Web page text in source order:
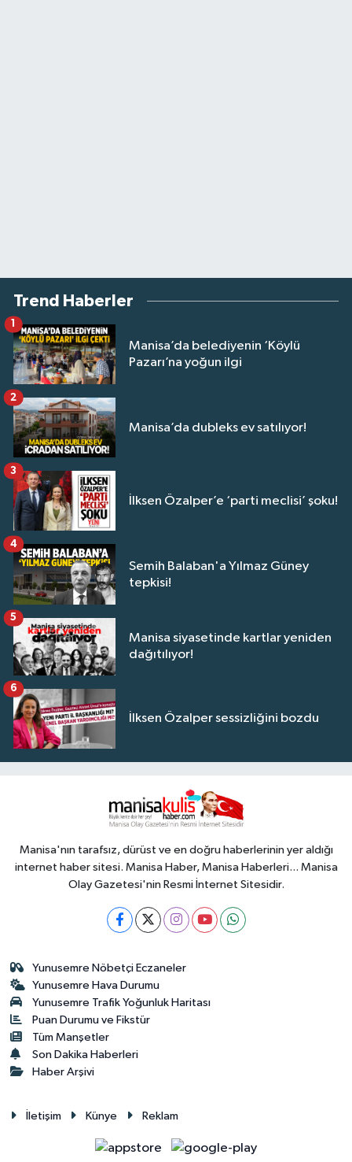
Trend Haberler
Manisa’da belediyenin ‘Köylü
Pazarı’na yoğun ilgi
1
Manisa’da dubleks ev satılıyor!
2
İlksen Özalper’e ‘parti meclisi’ şoku!
3
Semih Balaban'a Yılmaz Güney
tepkisi!
4
Manisa siyasetinde kartlar yeniden
dağıtılıyor!
5
İlksen Özalper sessizliğini bozdu
6
Manisa'nın tarafsız, dürüst ve en doğru haberlerinin yer aldığı
internet haber sitesi. Manisa Haber, Manisa Haberleri... Manisa
Olay Gazetesi'nin Resmi İnternet Sitesidir.
Yunusemre Nöbetçi Eczaneler
Yunusemre Hava Durumu
Yunusemre Trafik Yoğunluk Haritası
Puan Durumu ve Fikstür
Tüm Manşetler
Son Dakika Haberleri
Haber Arşivi
İletişim Künye Reklam